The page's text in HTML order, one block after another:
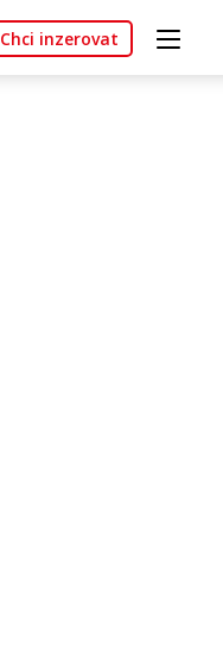
Chci inzerovat